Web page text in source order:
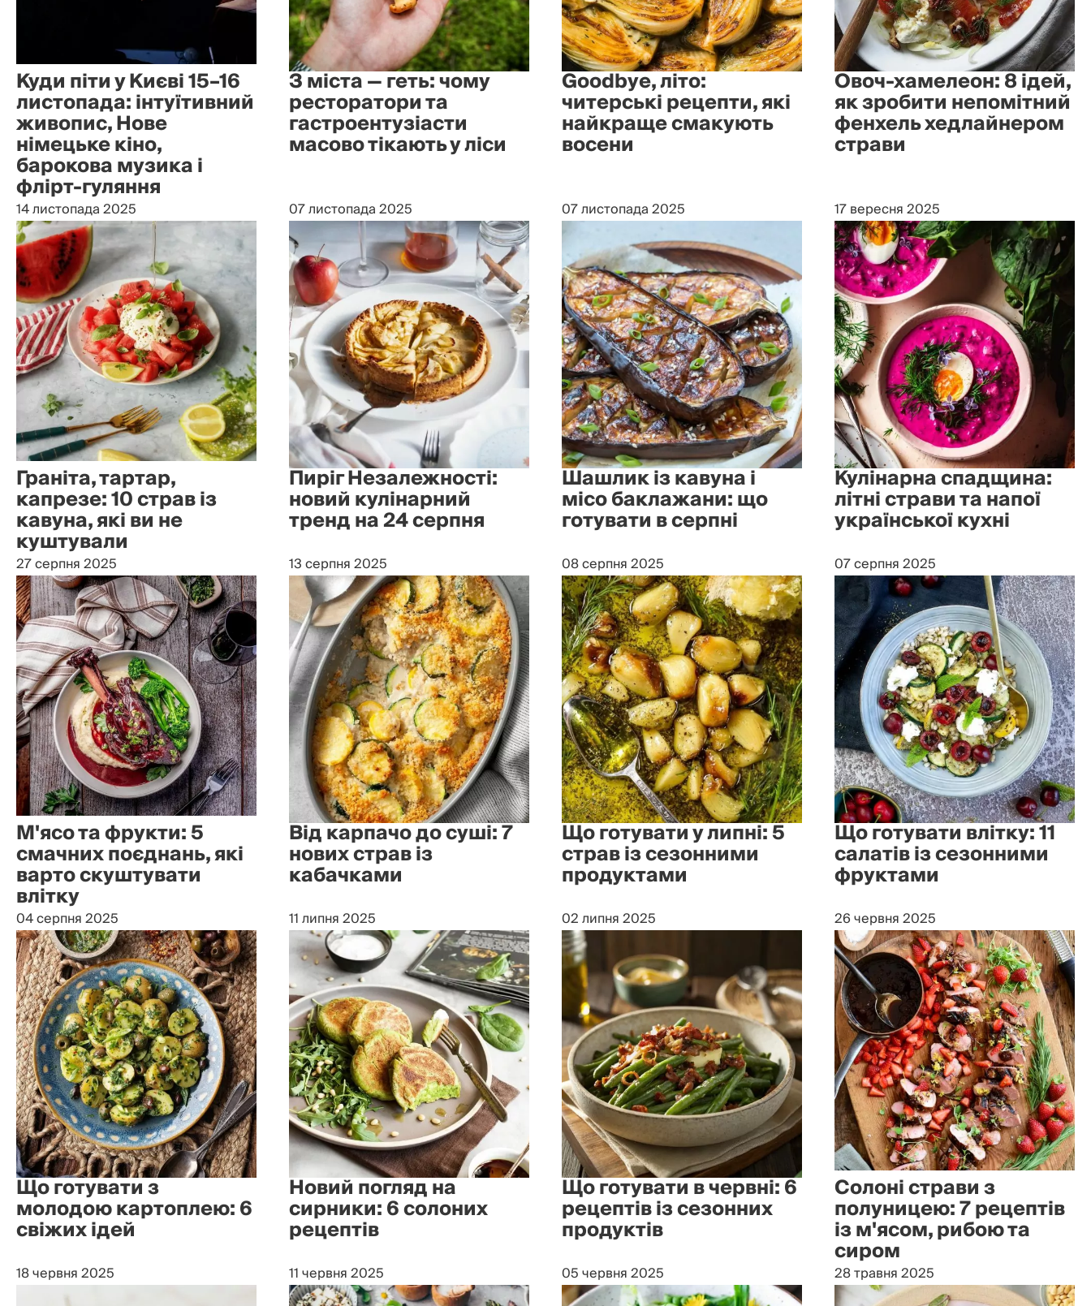
Куди піти у Києві 15–16
листопада: інтуїтивний
живопис, Нове
німецьке кіно,
барокова музика і
флірт-гуляння
14 листопада 2025
З міста — геть: чому
ресторатори та
гастроентузіасти
масово тікають у ліси
07 листопада 2025
Goodbye, літо:
читерські рецепти, які
найкраще смакують
восени
07 листопада 2025
Овоч-хамелеон: 8 ідей,
як зробити непомітний
фенхель хедлайнером
страви
17 вересня 2025
Граніта, тартар,
капрезе: 10 страв із
кавуна, які ви не
куштували
27 серпня 2025
Пиріг Незалежності:
новий кулінарний
тренд на 24 серпня
13 серпня 2025
Шашлик із кавуна і
місо баклажани: що
готувати в серпні
08 серпня 2025
Кулінарна спадщина:
літні страви та напої
української кухні
07 серпня 2025
М'ясо та фрукти: 5
смачних поєднань, які
варто скуштувати
влітку
04 серпня 2025
Від карпачо до суші: 7
нових страв із
кабачками
11 липня 2025
Що готувати у липні: 5
страв із сезонними
продуктами
02 липня 2025
Що готувати влітку: 11
салатів із сезонними
фруктами
26 червня 2025
Що готувати з
молодою картоплею: 6
свіжих ідей
18 червня 2025
Новий погляд на
сирники: 6 солоних
рецептів
11 червня 2025
Що готувати в червні: 6
рецептів із сезонних
продуктів
05 червня 2025
Солоні страви з
полуницею: 7 рецептів
із м'ясом, рибою та
сиром
28 травня 2025